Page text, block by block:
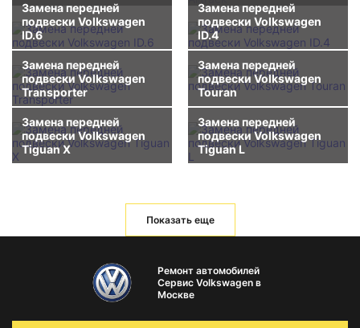
Замена передней
подвески Volkswagen
ID.6
Замена передней
подвески Volkswagen
ID.4
Замена передней
подвески Volkswagen
Transporter
Замена передней
подвески Volkswagen
Touran
Замена передней
подвески Volkswagen
Tiguan X
Замена передней
подвески Volkswagen
Tiguan L
Показать еще
Ремонт автомобилей
Сервис Volkswagen в
Москве